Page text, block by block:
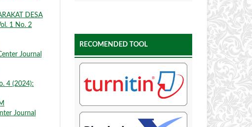
DESA
1 No. 2
Journal
4 (2024):
Journal
RECOMENDED TOOL